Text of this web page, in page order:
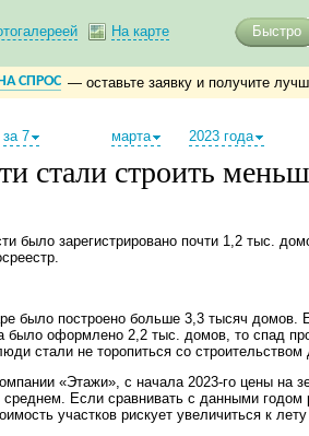
На карте Быстро
СПРОС — оставьте заявку и получите
за 7 марта 2023 года
стали строить
было зарегистрировано почти 1,2 тыс.
было построено больше 3,3 тысяч домов.
было оформлено 2,2 тыс. домов, то спад
стали не торопиться со
«Этажи», с начала 2023-го цены на
Если сравнивать с данными
участков рискует увеличиться к